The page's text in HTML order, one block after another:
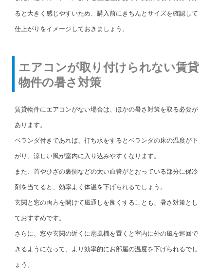
ると大きく感じやすいため、購入前にきちんとサイズを確認して
仕上がりをイメージしておきましょう。
エアコンが取り付けられない賃貸
物件の暑さ対策
賃貸物件にエアコンがない場合は、ほかの暑さ対策を取る必要が
あります。
ベランダ付きであれば、打ち水をするとベランダの床の温度が下
がり、涼しい風が室内に入り込みやすくなります。
また、首やひざの裏側などの太い血管がとおっている部分に保冷
剤を当てると、効率よく体温を下げられるでしょう。
玄関と窓の両方を開けて風通しを良くすることも、暑さ対策とし
ておすすめです。
さらに、窓や玄関の近くに扇風機を置くと室内に外の風を巡回で
きるようになって、より効率的にお部屋の温度を下げられるでし
ょう。